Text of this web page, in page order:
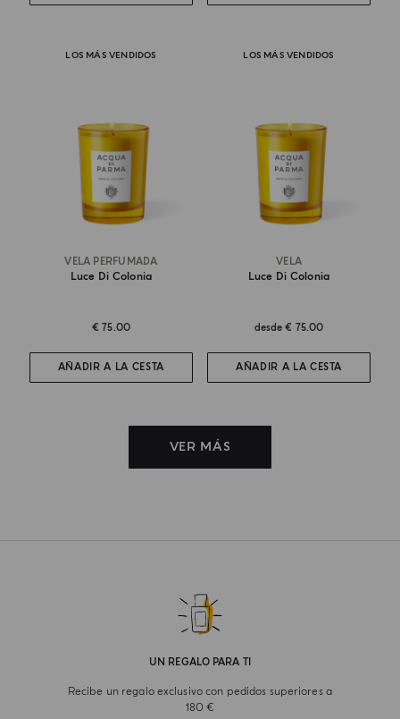
LOS MÁS VENDIDOS
VELA PERFUMADA
Luce Di Colonia
€ 75.00
AÑADIR A LA CESTA
LOS MÁS VENDIDOS
VELA
Luce Di Colonia
desde€ 75.00
AÑADIR A LA CESTA
VER MÁS
UN REGALO PARA TI
Recibe un regalo exclusivo con pedidos superiores a
180 €